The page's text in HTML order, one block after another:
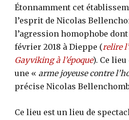
Étonnamment cet
l’esprit de Nicolas
l’agression homophobe
février 2018 à Dieppe (relire
Gayviking à l’époque). Ce
une « arme joyeuse contre
précise Nicolas
Ce lieu est un lieu de